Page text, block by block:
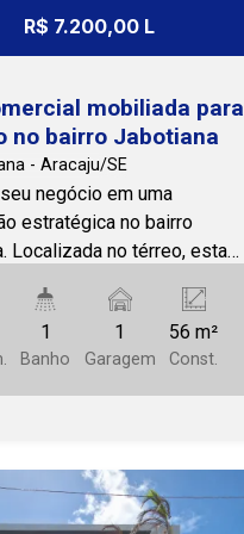
Imobiliária - PJ 208 (79)
R$ 7.200,00 L
mobiliada para
no bairro Jabotiana
- Aracaju/SE
negócio em uma
estratégica no bairro
Localizada no térreo, esta
possui 56 m², posição
e oferece um ambiente
funcional e pronto para uso. O
mobiliado, contando com
armários planejados,
praticidade e conforto
segmentos comerciais.
1
Banho
1
Garagem
56 m²
Const.